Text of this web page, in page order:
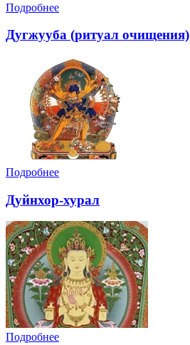
Подробнее
Дугжууба (ритуал очищения)
Подробнее
Дуйнхор-хурал
Подробнее